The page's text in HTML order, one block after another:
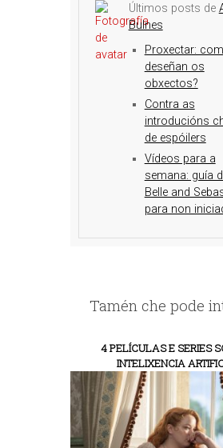
Últimos posts de
Bulnes
Proxectar:
deseñan os
obxectos?
Contra as
introducións
de espóilers
Vídeos para a
semana: guía
Belle and
para non
Tamén che pode
4 PELÍCULAS E SERIES
INTELIXENCIA